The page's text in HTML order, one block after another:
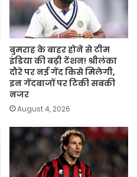
बुमराह के बाहर होने से टीम
इंडिया की बढ़ी टेंशन! श्रीलंका
दौरे पर नई गेंद किसे मिलेगी,
इन गेंदबाजों पर टिकी सबकी
नजर
August 4, 2026